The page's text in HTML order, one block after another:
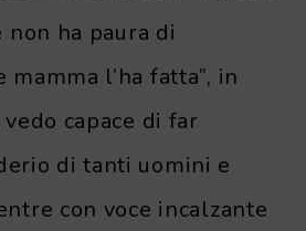
non ha paura di
mamma l’ha fatta”, in
capace di far
di tanti uomini e
con voce incalzante